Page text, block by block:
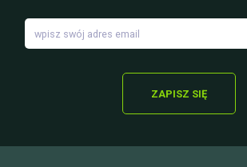
ZAPISZ SIĘ